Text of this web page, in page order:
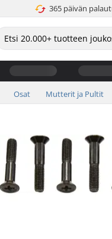
365 päivän
Osat Mutterit ja Pultit